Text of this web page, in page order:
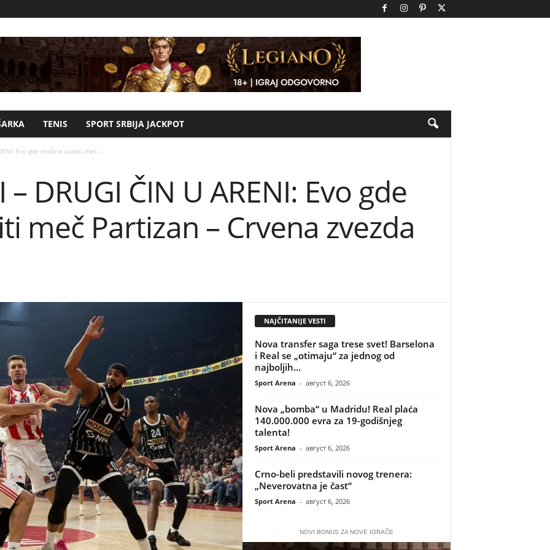
TENIS SPORT SRBIJA JACKPOT
Evo gde možete pratiti meč...
– DRUGI ČIN U ARENI: Evo gde
meč Partizan – Crvena zvezda
NAJČITANIJE VESTI
Nova transfer saga trese svet! Barselona
i Real se „otimaju“ za jednog od
najboljih...
Sport Arena - август 6, 2026
Nova „bomba“ u Madridu! Real plaća
140.000.000 evra za 19-godišnjeg
talenta!
Sport Arena - август 6, 2026
Crno-beli predstavili novog trenera:
„Neverovatna je čast“
Sport Arena - август 6, 2026
NOVI BONUS ZA NOVE IGRAČE